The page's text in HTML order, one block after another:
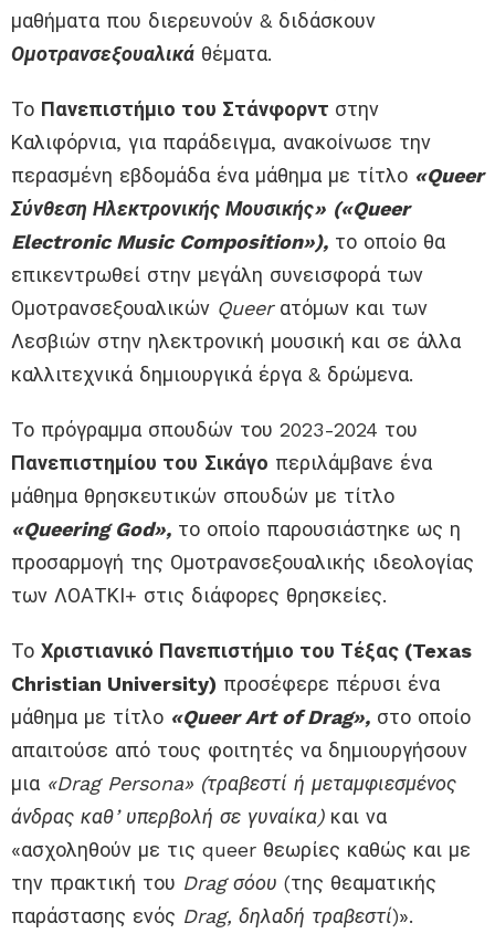
μαθήματα που διερευνούν & διδάσκουν
Ομοτρανσεξουαλικά θέματα.
Το Πανεπιστήμιο του Στάνφορντ στην
Καλιφόρνια, για παράδειγμα, ανακοίνωσε την
περασμένη εβδομάδα ένα μάθημα με τίτλο «Queer
Σύνθεση Ηλεκτρονικής Μουσικής» («Queer
Electronic Music Composition»), το οποίο θα
επικεντρωθεί στην μεγάλη συνεισφορά των
Ομοτρανσεξουαλικών Queer ατόμων και των
Λεσβιών στην ηλεκτρονική μουσική και σε άλλα
καλλιτεχνικά δημιουργικά έργα & δρώμενα.
Το πρόγραμμα σπουδών του 2023-2024 του
Πανεπιστημίου του Σικάγο περιλάμβανε ένα
μάθημα θρησκευτικών σπουδών με τίτλο
«Queering God», το οποίο παρουσιάστηκε ως η
προσαρμογή της Ομοτρανσεξουαλικής ιδεολογίας
των ΛΟΑΤΚΙ+ στις διάφορες θρησκείες.
Το Χριστιανικό Πανεπιστήμιο του Τέξας (Texas
Christian University) προσέφερε πέρυσι ένα
μάθημα με τίτλο «Queer Art of Drag», στο οποίο
απαιτούσε από τους φοιτητές να δημιουργήσουν
μια «Drag Persona» (τραβεστί ή μεταμφιεσμένος
άνδρας καθ’ υπερβολή σε γυναίκα) και να
«ασχοληθούν με τις queer θεωρίες καθώς και με
την πρακτική του Drag σόου (της θεαματικής
παράστασης ενός Drag, δηλαδή τραβεστί)».